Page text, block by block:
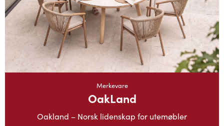
Merkevare
OakLand
Oakland – Norsk lidenskap for utemøbler